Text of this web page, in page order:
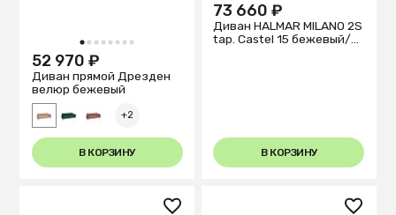
1 2 3 4 5 6 7 8
52 970 ₽
Диван прямой Дрезден
велюр бежевый
+2
В КОРЗИНУ
73 660 ₽
Диван HALMAR MILANO 2S
tap. Castel 15 бежевый/
В КОРЗИНУ